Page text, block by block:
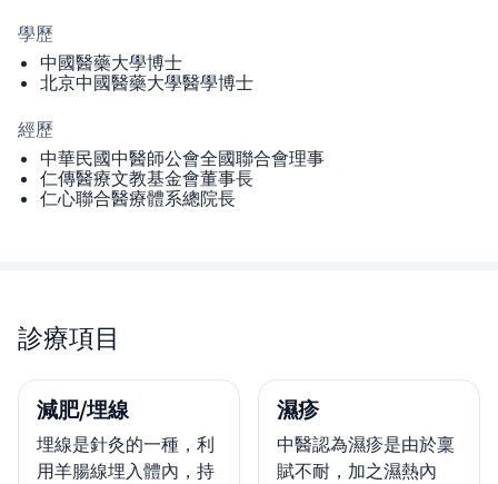
學歷
中國醫藥大學博士
北京中國醫藥大學醫學博士
經歷
中華民國中醫師公會全國聯合會理事
仁傳醫療文教基金會董事長
仁心聯合醫療體系總院長
診療項目
減肥/埋線
埋線是針灸的一種，利
用羊腸線埋入體內，持
濕疹
中醫認為濕疹是由於稟
賦不耐，加之濕熱內